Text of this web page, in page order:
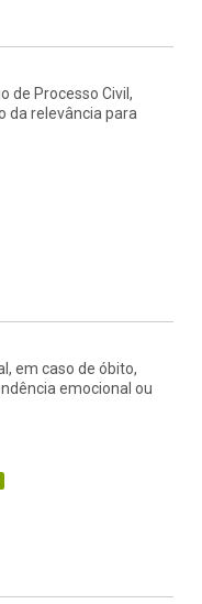
de Processo Civil,
da relevância para
em caso de óbito,
emocional ou